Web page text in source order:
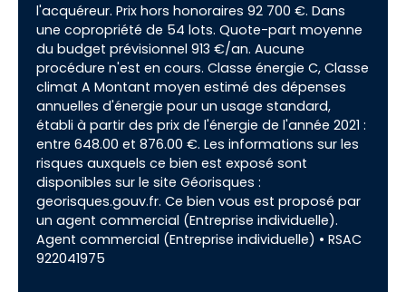
l'acquéreur. Prix hors honoraires 92 700 €. Dans
une copropriété de 54 lots. Quote-part moyenne
du budget prévisionnel 913 €/an. Aucune
procédure n'est en cours. Classe énergie C, Classe
climat A Montant moyen estimé des dépenses
annuelles d'énergie pour un usage standard,
établi à partir des prix de l'énergie de l'année 2021 :
entre 648.00 et 876.00 €. Les informations sur les
risques auxquels ce bien est exposé sont
disponibles sur le site Géorisques :
georisques.gouv.fr. Ce bien vous est proposé par
un agent commercial (Entreprise individuelle).
Agent commercial (Entreprise individuelle) • RSAC
922041975